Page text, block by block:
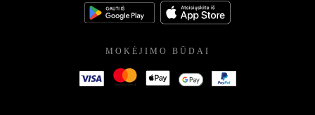
MOKĖJIMO BŪDAI